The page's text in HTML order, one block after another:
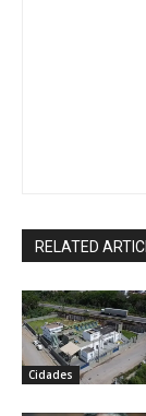
RELATED
Cidades